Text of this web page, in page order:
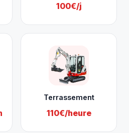
100€/j
Terrassement
110€/heure